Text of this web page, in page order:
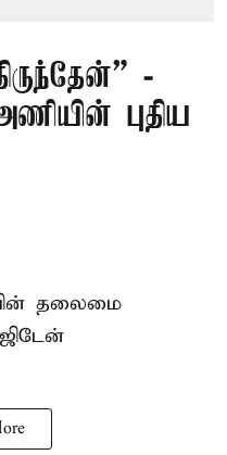
-
புதிய
தலைமை